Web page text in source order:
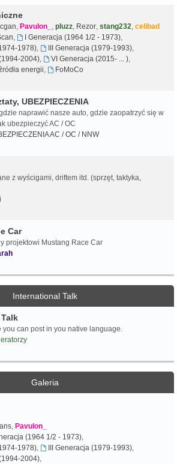
, Pavulon_ , pluzz, Rezor, stang232, celibad
, I Generacja (1964 1/2 - 1973),
1978), III Generacja (1979-1993),
2004), VI Generacja (2015- ... ),
energii,
FoMoCo
UBEZPIECZENIA
naprawić nasze auto, gdzie zaopatrzyć się w
ubezpieczyć AC / OC
AC / OC / NNW
z wyścigami, driftem itd. (sprzęt, taktyka,
Car
projektowi Mustang Race Car
International Talk
you can post in you native language.
Galeria
, Pavulon_
(1964 1/2 - 1973),
1978), III Generacja (1979-1993),
2004),